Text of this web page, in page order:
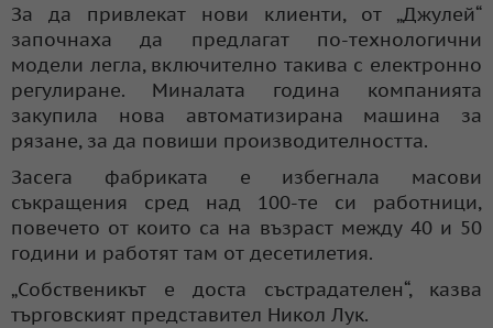
За да привлекат нови клиенти, от „Джулей“
започнаха да предлагат по-технологични
модели легла, включително такива с електронно
регулиране. Миналата година компанията
закупила нова автоматизирана машина за
рязане, за да повиши производителността.
Засега фабриката е избегнала масови
съкращения сред над 100-те си работници,
повечето от които са на възраст между 40 и 50
години и работят там от десетилетия.
„Собственикът е доста състрадателен“, казва
търговският представител Никол Лук.